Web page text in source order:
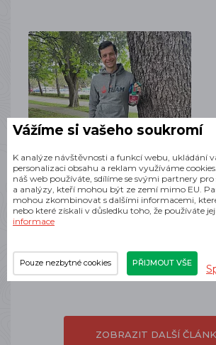
21. 04. 2023
Zdeněk Hruška o letošním
Istria 100 by UTMB
RUNSPORT TEAM
Šéf našeho Runsport Teamu
vyrazil na stomílovku Istria 100 by
Zdenda poslední dobou trénuje,
že tam nechce být do počtu.
ZOBRAZIT DALŠÍ
Vážíme si vašeho soukromí
K analýze návštěvnosti a funkcí webu, ukládání
personalizaci obsahu a reklam využíváme
náš web používáte, sdílíme se svými partnery pro
a analýzy, kteří mohou být ze zemí mimo EU.
mohou zkombinovat s dalšími informacemi,
nebo které získali v důsledku toho, že používáte
informace
Pouze nezbytné cookies PŘIJMOUT VŠE